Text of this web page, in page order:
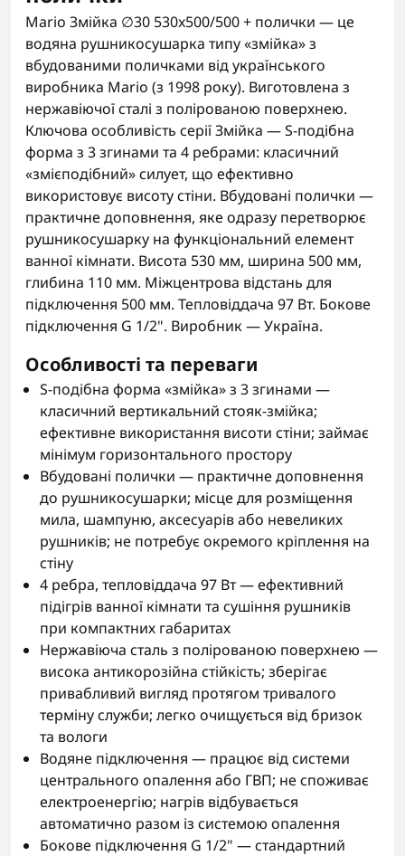
Mario Змійка ∅30 530x500/500 + полички — це
водяна рушникосушарка типу «змійка» з
вбудованими поличками від українського
виробника Mario (з 1998 року). Виготовлена з
нержавіючої сталі з полірованою поверхнею.
Ключова особливість серії Змійка — S-подібна
форма з 3 згинами та 4 ребрами: класичний
«змієподібний» силует, що ефективно
використовує висоту стіни. Вбудовані полички —
практичне доповнення, яке одразу перетворює
рушникосушарку на функціональний елемент
ванної кімнати. Висота 530 мм, ширина 500 мм,
глибина 110 мм. Міжцентрова відстань для
підключення 500 мм. Тепловіддача 97 Вт. Бокове
підключення G 1/2". Виробник — Україна.
Особливості та переваги
S-подібна форма «змійка» з 3 згинами —
класичний вертикальний стояк-змійка;
ефективне використання висоти стіни; займає
мінімум горизонтального простору
Вбудовані полички — практичне доповнення
до рушникосушарки; місце для розміщення
мила, шампуню, аксесуарів або невеликих
рушників; не потребує окремого кріплення на
стіну
4 ребра, тепловіддача 97 Вт — ефективний
підігрів ванної кімнати та сушіння рушників
при компактних габаритах
Нержавіюча сталь з полірованою поверхнею —
висока антикорозійна стійкість; зберігає
привабливий вигляд протягом тривалого
терміну служби; легко очищується від бризок
та вологи
Водяне підключення — працює від системи
центрального опалення або ГВП; не споживає
електроенергію; нагрів відбувається
автоматично разом із системою опалення
Бокове підключення G 1/2" — стандартний